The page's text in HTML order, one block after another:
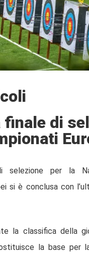
finale di
selezione per la
si è conclusa con
la classifica della
la base per